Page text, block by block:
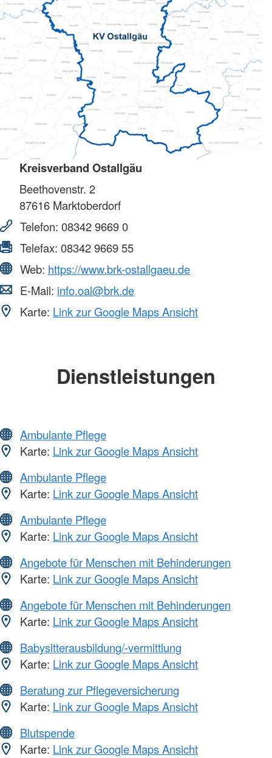
Kreisverband Ostallgäu
Beethovenstr. 2
87616 Marktoberdorf
Telefon: 08342 9669 0
Telefax: 08342 9669 55
Web: https://www.brk-ostallgaeu.de
E-Mail: info.oal@brk.de
Karte: Link zur Google Maps Ansicht
Dienstleistungen
Ambulante Pflege
Karte: Link zur Google Maps Ansicht
Ambulante Pflege
Karte: Link zur Google Maps Ansicht
Ambulante Pflege
Karte: Link zur Google Maps Ansicht
Angebote für Menschen mit Behinderungen
Karte: Link zur Google Maps Ansicht
Angebote für Menschen mit Behinderungen
Karte: Link zur Google Maps Ansicht
Babysitterausbildung/-vermittlung
Karte: Link zur Google Maps Ansicht
Beratung zur Pflegeversicherung
Karte: Link zur Google Maps Ansicht
Blutspende
Karte: Link zur Google Maps Ansicht